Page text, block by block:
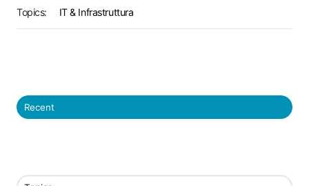
Topics: IT & Infrastruttura
Recent